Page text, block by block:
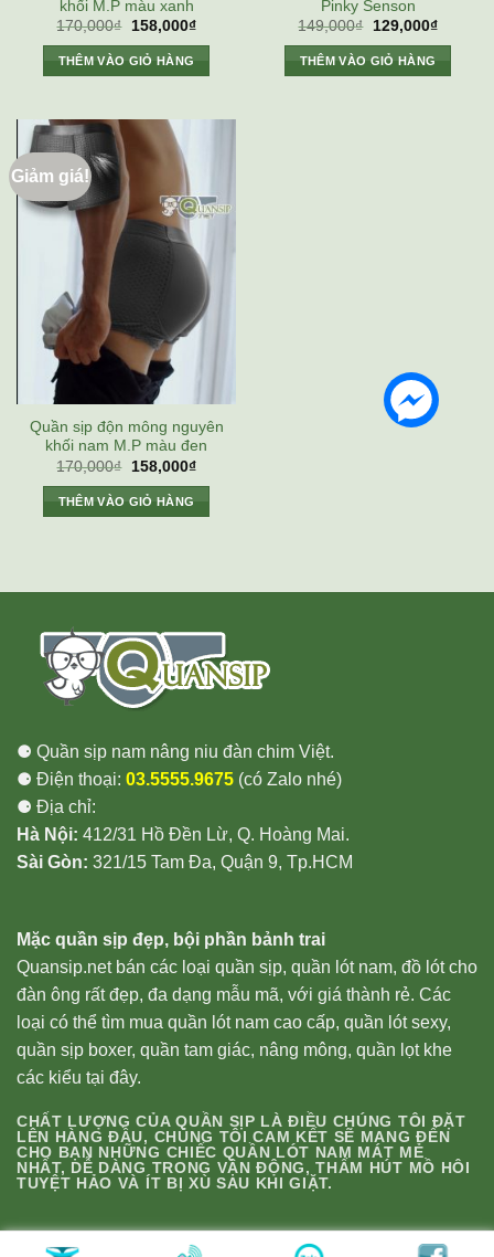
khối M.P màu xanh
170,000₫
Giá
là:
170,000₫.
158,000₫Giá
THÊM VÀO GIỎ HÀNG
Pinky Senson
149,000₫
Giá
là:
149,000₫.
129,000₫Giá
THÊM VÀO GIỎ HÀNG
Giảm giá!
Quần sịp độn mông nguyên
khối nam M.P màu đen
170,000₫
Giá
là:
170,000₫.
158,000₫Giá
158,000₫.
THÊM VÀO GIỎ HÀNG
⚈ Quần sịp nam nâng niu đàn chim Việt.
⚈ Điện thoại: 03.5555.9675 (có Zalo nhé)
⚈ Địa chỉ:
Hà Nội: 412/31 Hồ Đền Lừ, Q. Hoàng Mai.
Sài Gòn: 321/15 Tam Đa, Quận 9, Tp.HCM
Mặc quần sịp đẹp, bội phần bảnh trai
Quansip.net bán các loại quần sịp, quần lót nam, đồ lót cho
đàn ông rất đẹp, đa dạng mẫu mã, với giá thành rẻ. Các
loại có thể tìm mua quần lót nam cao cấp, quần lót sexy,
quần sịp boxer, quần tam giác, nâng mông, quần lọt khe
các kiểu tại đây.
CHẤT LƯỢNG CỦA QUẦN SỊP LÀ ĐIỀU CHÚNG TÔI ĐẶT
LÊN HÀNG ĐẦU, CHÚNG TÔI CAM KẾT SẼ MANG ĐẾN
CHO BẠN NHỮNG CHIẾC QUẦN LÓT NAM MÁT MẺ
NHẤT, DỄ DÀNG TRONG VẬN ĐỘNG, THẤM HÚT MỒ HÔI
TUYỆT HẢO VÀ ÍT BỊ XÙ SAU KHI GIẶT.